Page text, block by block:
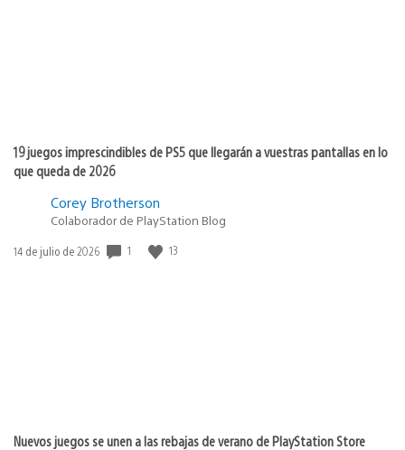
19 juegos imprescindibles de PS5 que llegarán a vuestras pantallas en lo
que queda de 2026
Corey Brotherson
Colaborador de PlayStation Blog
Fecha
14 de julio de 2026 1 13
Nuevos juegos se unen a las rebajas de verano de PlayStation Store